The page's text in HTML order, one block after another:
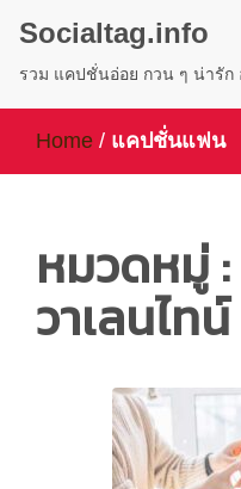
Socialtag.info
รวม แคปชั่นอ่อย กวน ๆ น่ารัก
Home / แคปชั่นแฟน
หมวดหมู่
วาเลนไทน์